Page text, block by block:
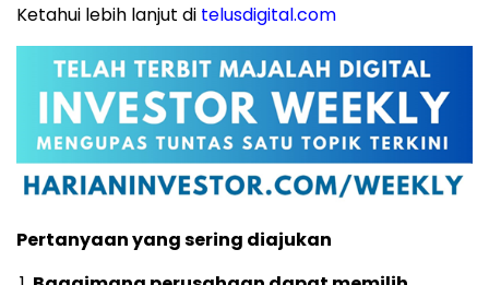
Ketahui lebih lanjut di telusdigital.com
Pertanyaan yang sering diajukan